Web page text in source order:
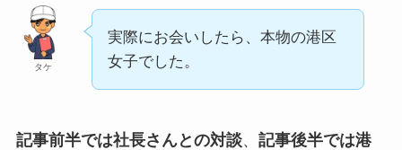
タケ
実際にお会いしたら、本物の港区
女子でした。
記事前半では社長さんとの対談、 記事後半では港